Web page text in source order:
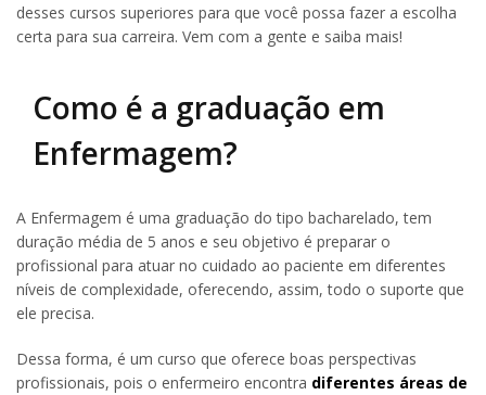
desses cursos superiores para que você possa fazer a escolha
certa para sua carreira. Vem com a gente e saiba mais!
Como é a graduação em
Enfermagem?
A Enfermagem é uma graduação do tipo bacharelado, tem
duração média de 5 anos e seu objetivo é preparar o
profissional para atuar no cuidado ao paciente em diferentes
níveis de complexidade, oferecendo, assim, todo o suporte que
ele precisa.
Dessa forma, é um curso que oferece boas perspectivas
profissionais, pois o enfermeiro encontra diferentes áreas de